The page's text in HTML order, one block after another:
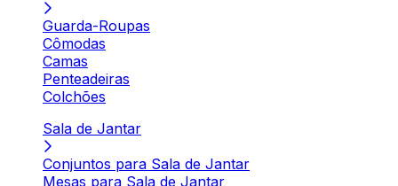
Guarda-Roupas
Cômodas
Camas
Penteadeiras
Colchões
Sala de Jantar
Conjuntos para Sala de Jantar
Mesas para Sala de Jantar